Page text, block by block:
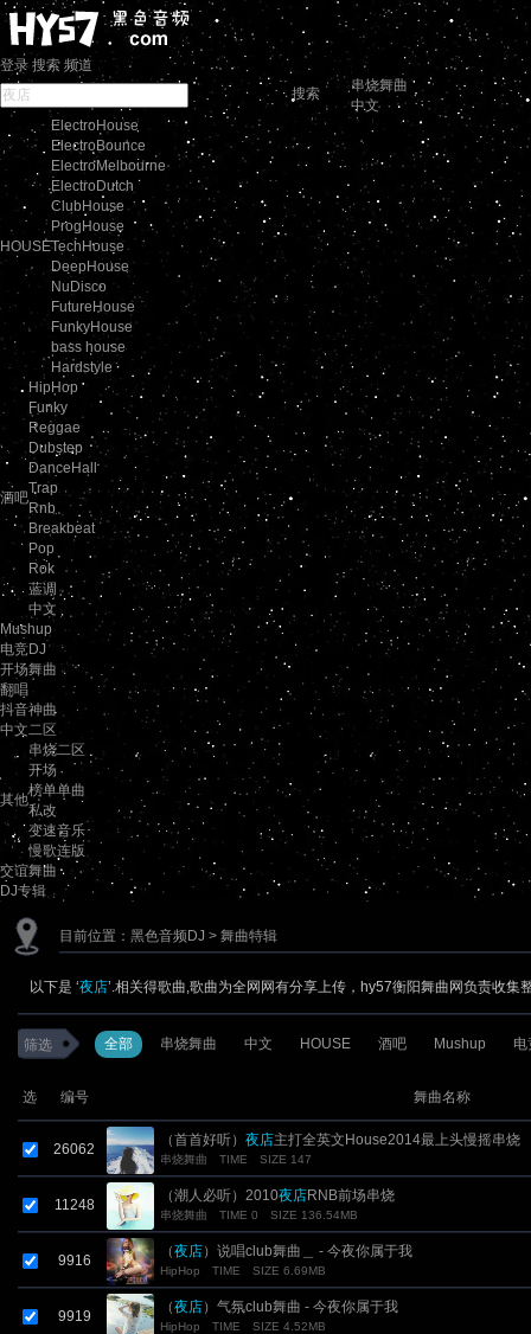
登录 搜索 频道
搜索
串烧舞曲
中文
HOUSE
ElectroHouse
ElectroBounce
ElectroMelbourne
ElectroDutch
ClubHouse
ProgHouse
TechHouse
DeepHouse
NuDisco
FutureHouse
FunkyHouse
bass house
Hardstyle
酒吧
HipHop
Funky
Reggae
Dubstep
DanceHall
Trap
Rnb
Breakbeat
Pop
Rok
蓝调
中文
Mushup
电竞DJ
开场舞曲
翻唱
抖音神曲
中文二区
其他
串烧二区
开场
榜单单曲
私改
变速音乐
慢歌连版
交谊舞曲
DJ专辑
目前位置： 黑色音频DJ > 舞曲特辑
以下是 ‘夜店’.相关得歌曲,歌曲为全网网有分享上传，hy57衡阳舞曲网负责收集
筛选 全部 串烧舞曲 中文 HOUSE 酒吧 Mushup 电
选 编号 舞曲名称
26062
（首首好听） 夜店主打全英文House2014最上头慢摇串烧
串烧舞曲 TIME SIZE 147
11248
（潮人必听）2010夜店RNB前场串烧
串烧舞曲 TIME 0 SIZE 136.54MB
9916
（夜店）说唱club舞曲＿ - 今夜你属于我
HipHop TIME SIZE 6.69MB
9919
（夜店）气氛club舞曲 - 今夜你属于我
HipHop TIME SIZE 4.52MB